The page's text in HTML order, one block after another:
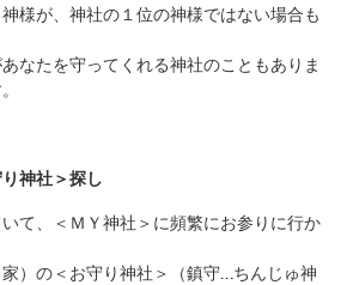
様が、神社の１位の神様ではない場合も
なたを守ってくれる神社のこともありま
神社＞探し
て、＜ＭＹ神社＞に頻繁にお参りに行か
）の＜お守り神社＞（鎮守…ちんじゅ神